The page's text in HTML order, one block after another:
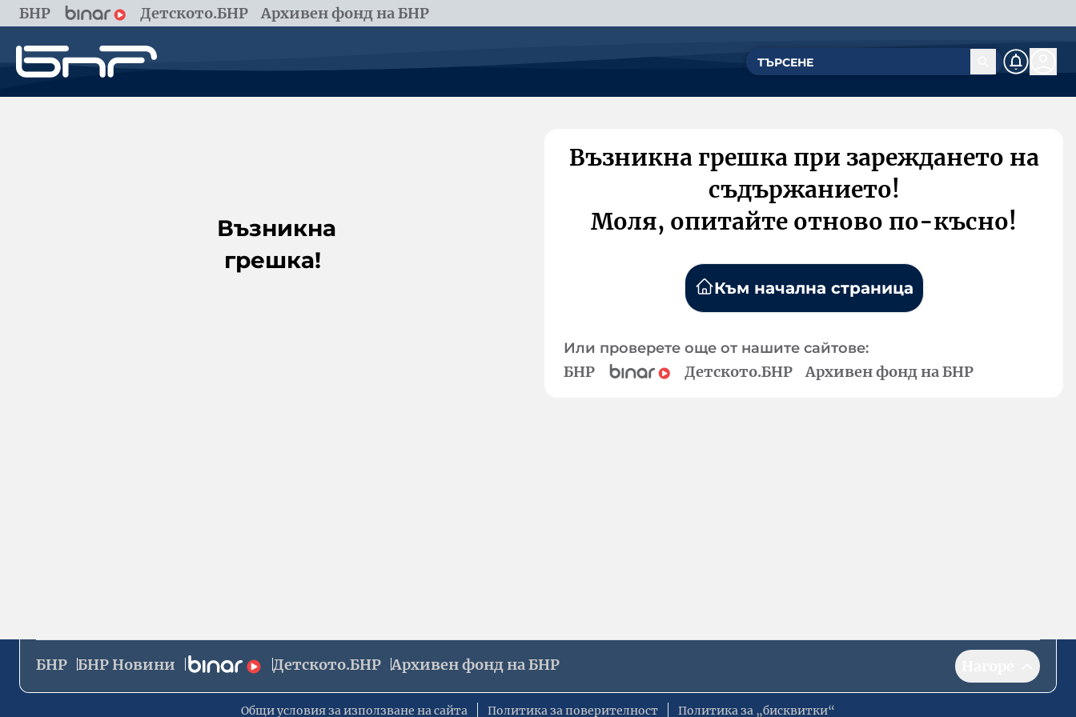
БНР Детското.БНР Архивен фонд на БНР
Възникна
грешка!
Възникна грешка при зареждането на
съдържанието!
Моля, опитайте отново по-късно!
Към начална страница
Или проверете още от нашите сайтове:
БНР Детското.БНР Архивен фонд на БНР
БНР БНР Новини Детското.БНР Архивен фонд на БНР
Общи условия за използване на сайта Политика за поверителност Политика за „бисквитки“